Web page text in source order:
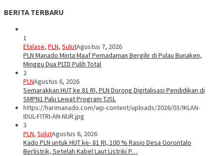
BERITA TERBARU
1
Etalase, PLN, SulutAgustus 7, 2026
PLN Manado Minta Maaf Pemadaman Bergilir di Pulau Bunaken,
Minggu Dua PLTD Pulih Total
2
PLNAgustus 6, 2026
Semarakkan HUT ke 81 RI, PLN Dorong Digitalisasi Pendidikan di
SMPN1 Palu Lewat Program TJSL
https://harimanado.com/wp-content/uploads/2026/03/IKLAN-
IDUL-FITRI-AN-NUR.jpg
3
PLN, SulutAgustus 6, 2026
Kado PLN untuk HUT ke- 81 RI, 100 % Rasio Desa Gorontalo
Berlistrik, Setelah Kabel Laut Listriki P…